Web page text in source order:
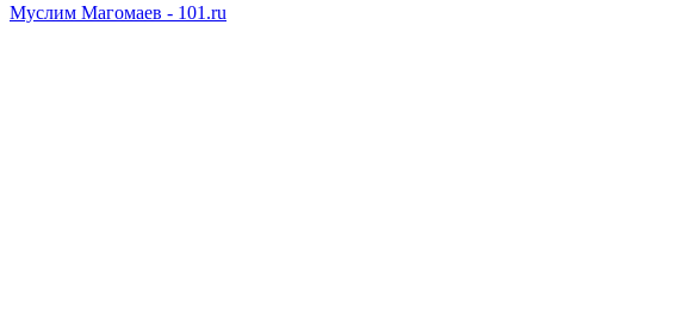
Муслим Магомаев - 101.ru